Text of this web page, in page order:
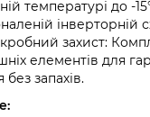
температурі до -
інверторній
захист:
елементів для
без запахів.